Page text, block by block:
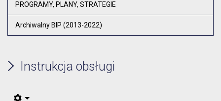
PROGRAMY, PLANY, STRATEGIE
Archiwalny BIP (2013-2022)
Instrukcja obsługi